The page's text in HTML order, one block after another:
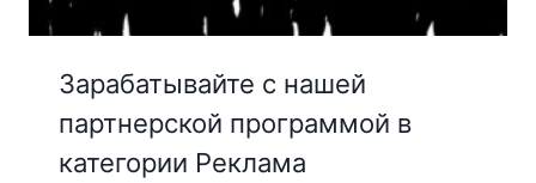
Зарабатывайте с нашей
партнерской программой в
категории Реклама